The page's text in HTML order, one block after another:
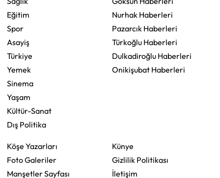
Eğitim
Spor
Asayiş
Türkiye
Yemek
Sinema
Yaşam
Kültür-Sanat
Dış Politika
Nurhak Haberleri
Pazarcık Haberleri
Türkoğlu Haberleri
Dulkadiroğlu Haberleri
Onikişubat Haberleri
Köşe Yazarları
Foto Galeriler
Manşetler Sayfası
Künye
Gizlilik Politikası
İletişim